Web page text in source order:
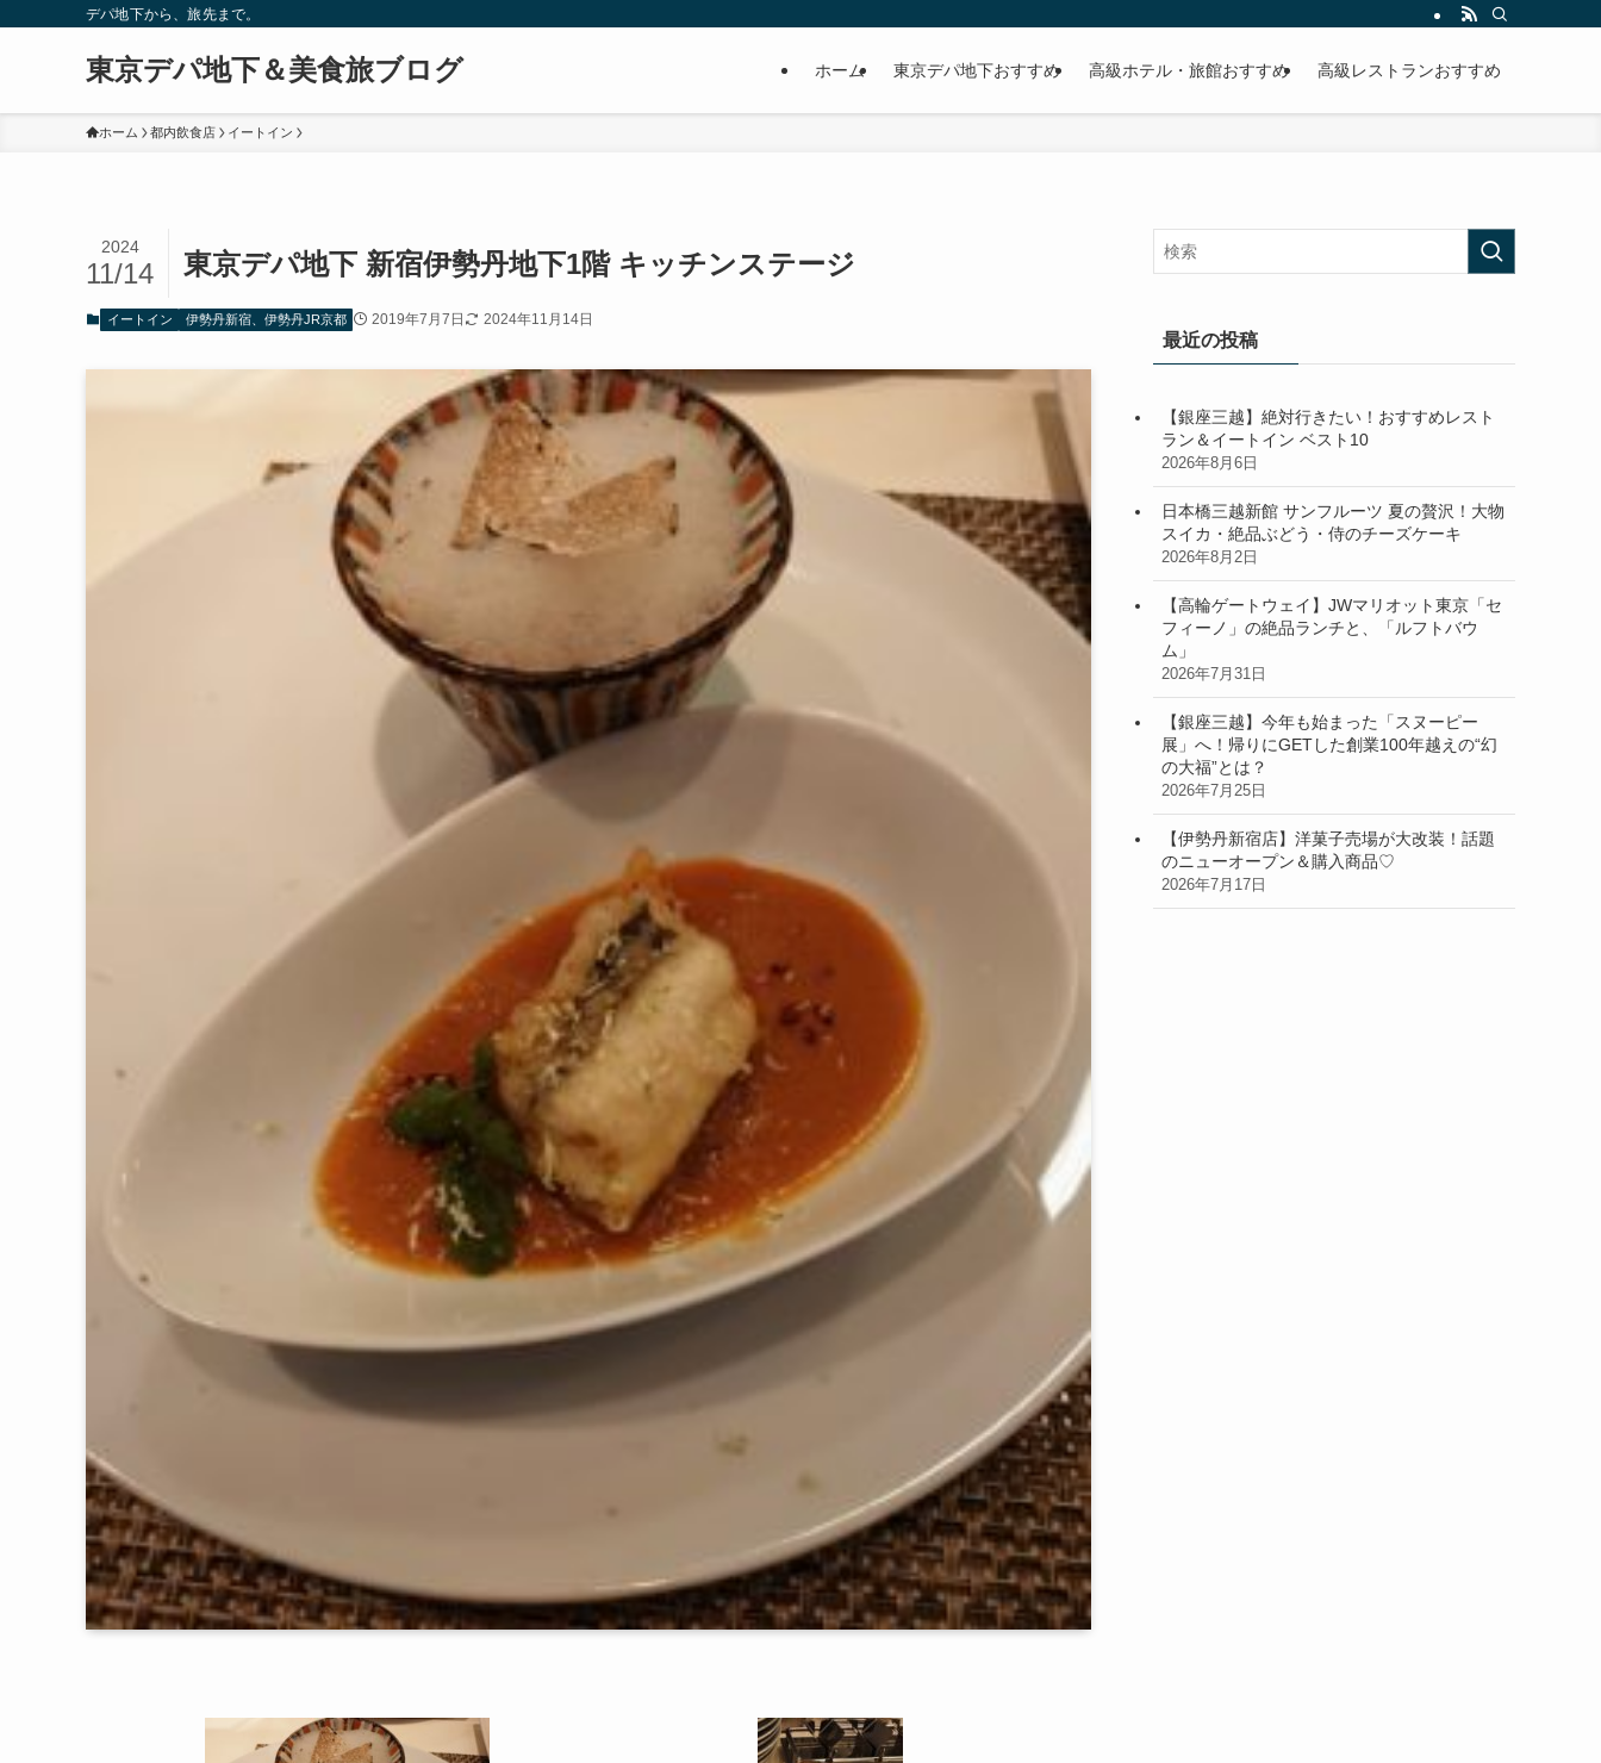
デパ地下から、旅先まで。
東京デパ地下＆美食旅ブログ ホーム 東京デパ地下おすすめ 高級ホテル・旅館おすすめ 高級レストランおすすめ
ホーム 都内飲食店 イートイン
東京デパ地下 新宿伊勢丹地下1階 キッチンステージ
2024
11/14
イートイン 伊勢丹新宿、伊勢丹JR京都 2019年7月7日 2024年11月14日
最近の投稿
【銀座三越】絶対行きたい！おすすめレスト
ラン＆イートイン ベスト10
2026年8月6日
日本橋三越新館 サンフルーツ 夏の贅沢！大物
スイカ・絶品ぶどう・侍のチーズケーキ
2026年8月2日
【高輪ゲートウェイ】JWマリオット東京「セ
フィーノ」の絶品ランチと、「ルフトバウ
ム」
2026年7月31日
【銀座三越】今年も始まった「スヌーピー
展」へ！帰りにGETした創業100年越えの“幻
の大福”とは？
2026年7月25日
【伊勢丹新宿店】洋菓子売場が大改装！話題
のニューオープン＆購入商品♡
2026年7月17日